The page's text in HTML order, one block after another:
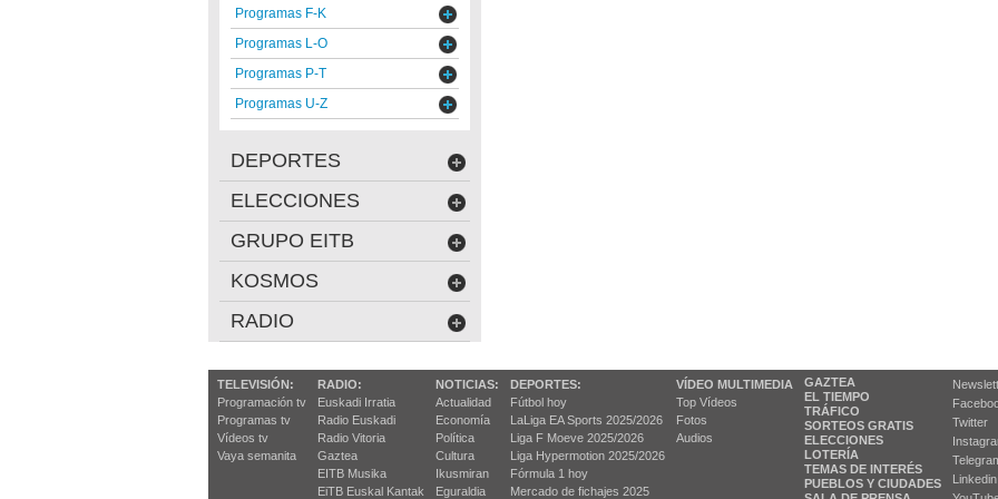
Programas F-K
Programas L-O
Programas P-T
Programas U-Z
DEPORTES
ELECCIONES
GRUPO EITB
KOSMOS
RADIO
TELEVISIÓN:
Programación tv
Programas tv
Vídeos tv
Vaya semanita
RADIO:
Euskadi Irratia
Radio Euskadi
Radio Vitoria
Gaztea
EITB Musika
EiTB Euskal Kantak
NOTICIAS:
Actualidad
Economía
Política
Cultura
Ikusmiran
Eguraldia
DEPORTES:
Fútbol hoy
LaLiga EA Sports 2025/2026
Liga F Moeve 2025/2026
Liga Hypermotion 2025/2026
Fórmula 1 hoy
Mercado de fichajes 2025
VÍDEO MULTIMEDIA
Top Vídeos
Fotos
Audios
GAZTEA
EL TIEMPO
TRÁFICO
SORTEOS GRATIS
ELECCIONES
LOTERÍA
TEMAS DE INTERÉS
PUEBLOS Y CIUDADES
Twitter
Linkedin